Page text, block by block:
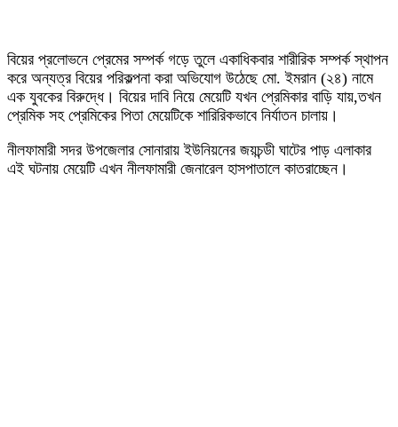
বিয়ের প্রলোভনে প্রেমের সম্পর্ক গড়ে তুলে একাধিকবার শারীরিক সম্পর্ক স্থাপন
করে অন্যত্র বিয়ের পরিকল্পনা করা অভিযোগ উঠেছে মো. ইমরান (২৪) নামে
এক যুবকের বিরুদ্ধে। বিয়ের দাবি নিয়ে মেয়েটি যখন প্রেমিকার বাড়ি যায়,তখন
প্রেমিক সহ প্রেমিকের পিতা মেয়েটিকে শারিরিকভাবে নির্যাতন চালায়।
নীলফামারী সদর উপজেলার সোনারায় ইউনিয়নের জয়চন্ডী ঘাটের পাড় এলাকার
এই ঘটনায় মেয়েটি এখন নীলফামারী জেনারেল হাসপাতালে কাতরাচ্ছেন।